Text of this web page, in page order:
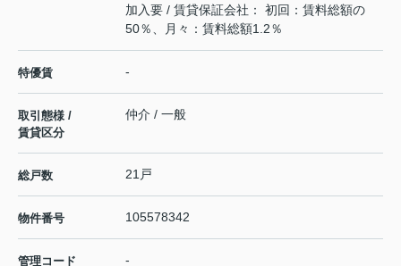
加入要 / 賃貸保証会社： 初回：賃料総額の
50％、月々：賃料総額1.2％
特優賃 -
取引態様 /
賃貸区分
仲介 / 一般
総戸数 21戸
物件番号 105578342
管理コード -